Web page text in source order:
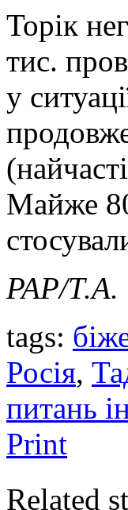
Торік
тис.
у
Майже
PAP/Т.А.
tags:
Росія,
питань
Print
Related